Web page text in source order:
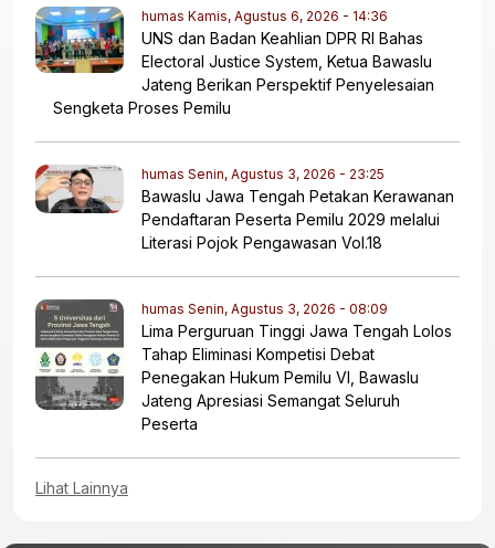
humas Kamis, Agustus 6, 2026 - 14:36
UNS dan Badan Keahlian DPR RI Bahas
Electoral Justice System, Ketua Bawaslu
Jateng Berikan Perspektif Penyelesaian
Sengketa Proses Pemilu
humas Senin, Agustus 3, 2026 - 23:25
Bawaslu Jawa Tengah Petakan Kerawanan
Pendaftaran Peserta Pemilu 2029 melalui
Literasi Pojok Pengawasan Vol.18
humas Senin, Agustus 3, 2026 - 08:09
Lima Perguruan Tinggi Jawa Tengah Lolos
Tahap Eliminasi Kompetisi Debat
Penegakan Hukum Pemilu VI, Bawaslu
Jateng Apresiasi Semangat Seluruh
Peserta
Lihat Lainnya